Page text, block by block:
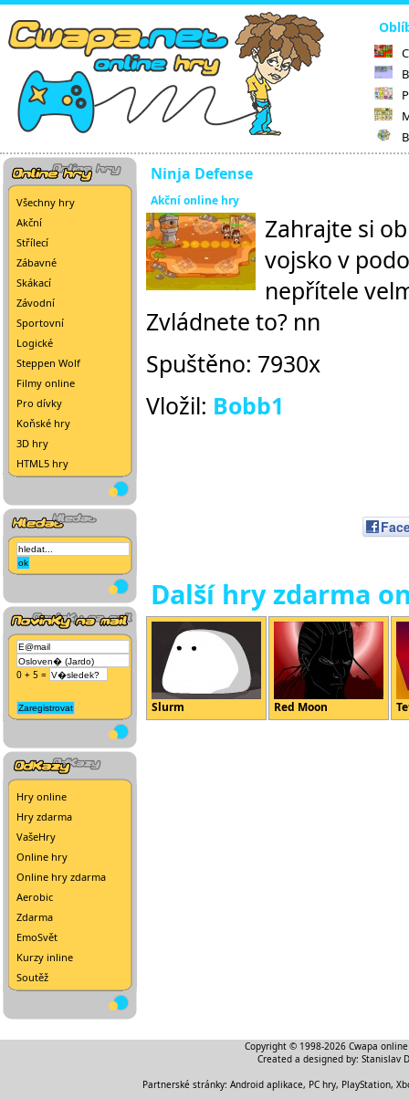
Všechny hry
Akční
Střílecí
Zábavné
Skákací
Závodní
Sportovní
Logické
Steppen Wolf
Filmy online
Pro dívky
Koňské hry
3D hry
HTML5 hry
0 + 5 =
Hry online
Hry zdarma
VašeHry
Online hry
Online hry zdarma
Aerobic
Zdarma
EmoSvět
Kurzy inline
Soutěž
Ninja Defense
Akční online hry
Zahrajte si
vojsko v
nepřítele
Zvládnete to? nn
Spuštěno: 7930x
Vložil: Bobb1
Další hry zdarma
Slurm Red Moon
Copyright © 1998-2026 Cwapa
Created a designed by: Stanislav
Partnerské stránky: Android aplikace, PC hry, PlayStation,